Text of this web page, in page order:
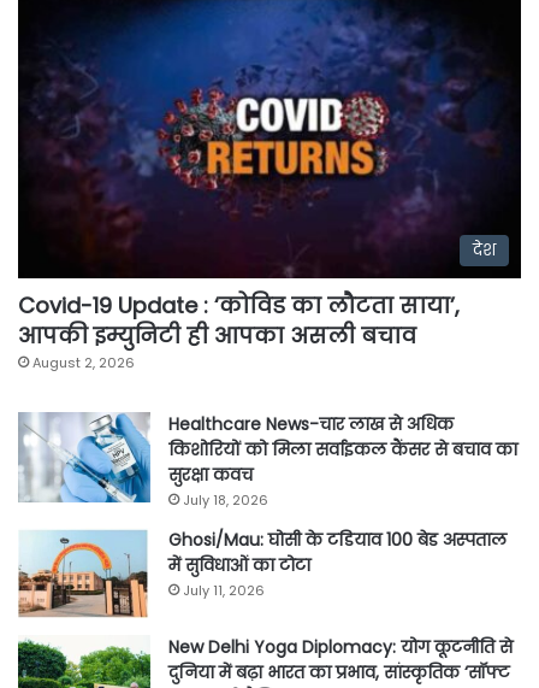
देश
Covid-19 Update : ‘कोविड का लौटता साया’,
आपकी इम्युनिटी ही आपका असली बचाव
August 2, 2026
Healthcare News-चार लाख से अधिक
किशोरियों को मिला सर्वाइकल कैंसर से बचाव का
सुरक्षा कवच
July 18, 2026
Ghosi/Mau: घोसी के टडियाव 100 बेड अस्पताल
में सुविधाओं का टोटा
July 11, 2026
New Delhi Yoga Diplomacy: योग कूटनीति से
दुनिया में बढ़ा भारत का प्रभाव, सांस्कृतिक ‘सॉफ्ट